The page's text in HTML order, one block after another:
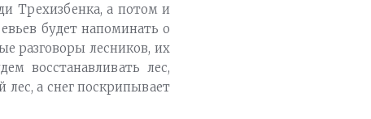
Трехизбенка, а потом и
будет напоминать о
разговоры лесников, их
восстанавливать лес,
а снег поскрипывает